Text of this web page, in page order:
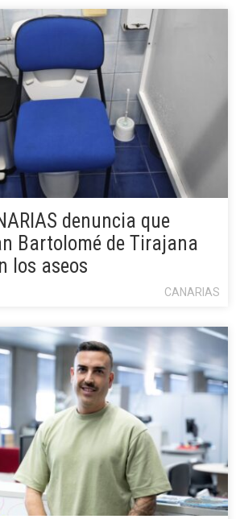
denuncia que
Bartolomé de Tirajana
los aseos
CANARIAS